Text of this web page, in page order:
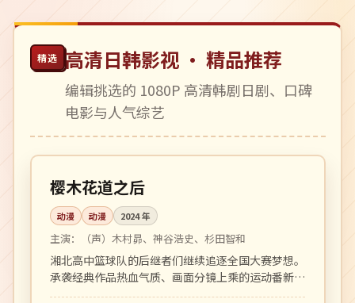
精选 高清日韩影视 · 精品推荐
编辑挑选的 1080P 高清韩剧日剧、口碑
电影与人气综艺
日本
连载中
樱木花道之后
动漫 动漫 2024年
主演： （声）木村昴、神谷浩史、杉田智和
湘北高中篮球队的后继者们继续追逐全国大赛梦想。
承袭经典作品热血气质、画面分镜上乘的运动番新
作。